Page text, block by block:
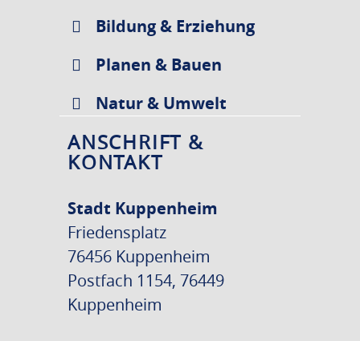
Bildung & Erziehung
Planen & Bauen
Natur & Umwelt
ANSCHRIFT &
KONTAKT
Stadt Kuppenheim
Friedensplatz
76456 Kuppenheim
Postfach 1154, 76449
Kuppenheim